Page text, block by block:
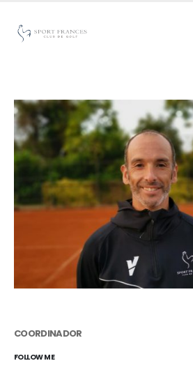
COORDINADOR
FOLLOW ME